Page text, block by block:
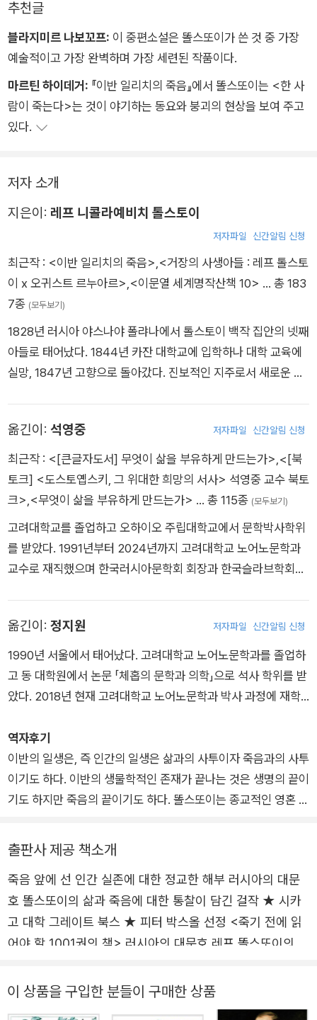
추천글
블라지미르 나보꼬프: 이 중편소설은 똘스또이가 쓴 것 중 가장
예술적이고 가장 완벽하며 가장 세련된 작품이다.
마르틴 하이데거: 『이반 일리치의 죽음』에서 똘스또이는 <한 사
람이 죽는다>는 것이 야기하는 동요와 붕괴의 현상을 보여 주고
있다.
저자 소개
지은이: 레프 니콜라예비치 톨스토이
저자파일 신간알림 신청
최근작 : <이반 일리치의 죽음>,<거장의 사생아들 : 레프 톨스토
이 x 오귀스트 르누아르>,<이문열 세계명작산책 10> … 총 183
7종 (모두보기)
1828년 러시아 야스나야 폴랴나에서 톨스토이 백작 집안의 넷째
아들로 태어났다. 1844년 카잔 대학교에 입학하나 대학 교육에
실망, 1847년 고향으로 돌아갔다. 진보적인 지주로서 새로운 농
군대에서 복무했다. 이듬해 잡지 《소브레멘니크》에 익명으로 「유
년 시절」 연재를 시작하면서 작가로서 첫발을 내디뎠다. 작품 집
필과 함께 농업 경영에 힘을 쏟는 한편, 농민의 열악한 교육 상태
에 관심을 갖게 되어 학교를 세우고 1861년 교육 잡지 《야스나야
과 평화』, 『안나 카레니나』 등 대작을 집필, 작가로서의 명성을 누
렸다. 그러나 이 무렵 삶에 대한 회의에 시달리며 정신적 위기를
겪었다. 그리하여 1880년 이후 원시 기독교 사상에 몰두하면서
사유재산 제도와 러시아 정교에 비판을 가하고 『교의신학 비판』,
『고백록』 등을 통해 ‘톨스토이즘’이라 불리는 자신의 사상을 체계
활을 지향하며 빈민 구제 활동을 하기도 했다. 민중이 쉽게 읽을
수 있도록 민담 22편을 썼는데 그중에서도 「인간에게 많은 땅이
필요한가」는 소설가 제임스 조이스가 “문학사에서 가장 위대한
『부활』을 완성했다. 사유재산 및 저작권 포기 문제로 시작된 아내
와의 불화 등으로 고민하던 중 1910년 집을 떠나 폐렴을 앓다가
아스타포보 역장의 관사에서 영면하였다.
옮긴이: 석영중 저자파일 신간알림 신청
최근작 : <[큰글자도서] 무엇이 삶을 부유하게 만드는가>,<[북
토크] <도스토옙스키, 그 위대한 희망의 서사> 석영중 교수 북토
크>,<무엇이 삶을 부유하게 만드는가> … 총 115종 (모두보기)
고려대학교를 졸업하고 오하이오 주립대학교에서 문학박사학위
를 받았다. 1991년부터 2024년까지 고려대학교 노어노문학과
교수로 재직했으며 한국러시아문학회 회장과 한국슬라브학회의
읽기: 종교와 과학의 관점에서』, 『인간 만세!: 도스토옙스키의 《카
라마조프가의 형제》 읽기』, 『도스토옙스키의 철도, 칼, 그림』 등
여러 편이 있으며 역서로는 도스토옙스키의 『분신』, 『가난한 사
람들』, 톨스토이의 『이반 일리치의 죽음·광인의 수기』(공역), 푸
한 공로로 1999년 러시아 정부로부터 푸시킨 메달을 수여받았
고, 2000년 제40회 한국백상출판번역상을, 2018년 고려대학교
교우회 학술상을 수상했다.
옮긴이: 정지원 저자파일 신간알림 신청
1990년 서울에서 태어났다. 고려대학교 노어노문학과를 졸업하
고 동 대학원에서 논문 「체홉의 문학과 의학」으로 석사 학위를 받
았다. 2018년 현재 고려대학교 노어노문학과 박사 과정에 재학
역자후기
이반의 일생은, 즉 인간의 일생은 삶과의 사투이자 죽음과의 사투
이기도 하다. 이반의 생물학적인 존재가 끝나는 것은 생명의 끝이
기도 하지만 죽음의 끝이기도 하다. 똘스또이는 종교적인 영혼 불
기한다.
출판사 제공 책소개
죽음 앞에 선 인간 실존에 대한 정교한 해부 러시아의 대문
호 똘스또이의 삶과 죽음에 대한 통찰이 담긴 걸작 ★ 시카
고 대학 그레이트 북스 ★ 피터 박스올 선정 <죽기 전에 읽
어야 할 1001권의 책> 러시아의 대문호 레프 똘스또이의 중
대 교수) · 정지원 씨의 번역으로 열린책들에서 출간되었다.
열린책들에서 출간되는 <세계문학> 시리즈의 238번째 책
이 상품을 구입한 분들이 구매한 상품